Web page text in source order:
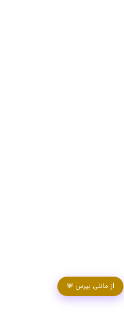
از مانلی بپرس 💬